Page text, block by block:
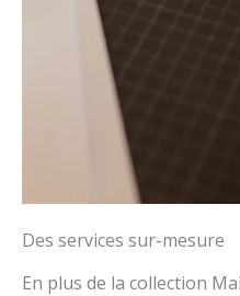
Des services sur-mesure
En plus de la collection